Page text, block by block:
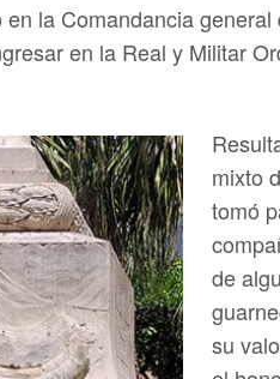
la Comandancia
en la Real y Militar
mixto
tomó
de
su